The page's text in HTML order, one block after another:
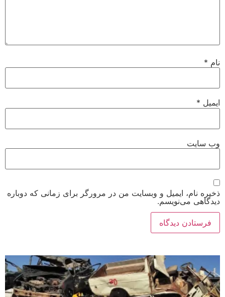
نام*
ایمیل*
وب‌ سایت
ذخیره نام، ایمیل و وبسایت من در مرورگر برای زمانی که دوباره
دیدگاهی می‌نویسم.